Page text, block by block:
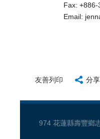
Fax:
Email:
友善列印 分享
974 花蓮縣壽豐鄉